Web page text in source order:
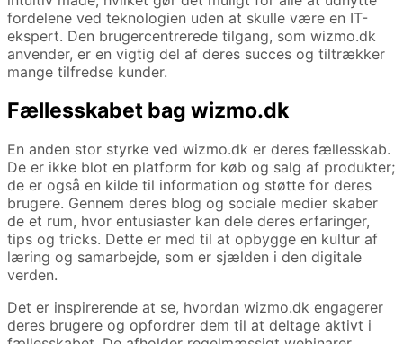
fordelene ved teknologien uden at skulle være en IT-
ekspert. Den brugercentrerede tilgang, som wizmo.dk
anvender, er en vigtig del af deres succes og tiltrækker
mange tilfredse kunder.
Fællesskabet bag wizmo.dk
En anden stor styrke ved wizmo.dk er deres fællesskab.
De er ikke blot en platform for køb og salg af produkter;
de er også en kilde til information og støtte for deres
brugere. Gennem deres blog og sociale medier skaber
de et rum, hvor entusiaster kan dele deres erfaringer,
tips og tricks. Dette er med til at opbygge en kultur af
læring og samarbejde, som er sjælden i den digitale
verden.
Det er inspirerende at se, hvordan wizmo.dk engagerer
deres brugere og opfordrer dem til at deltage aktivt i